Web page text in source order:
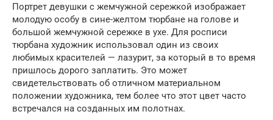
Портрет девушки с жемчужной сережкой изображает
молодую особу в сине-желтом тюрбане на голове и
большой жемчужной сережке в ухе. Для росписи
тюрбана художник использовал один из своих
любимых красителей — лазурит, за который в то время
пришлось дорого заплатить. Это может
свидетельствовать об отличном материальном
положении художника, тем более что этот цвет часто
встречался на созданных им полотнах.